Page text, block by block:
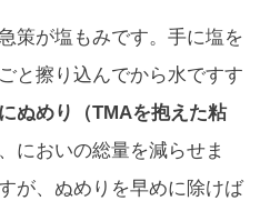
策が塩もみです。手に塩を
と擦り込んでから水ですす
ぬめり（TMAを抱えた粘
においの総量を減らせま
が、ぬめりを早めに除けば